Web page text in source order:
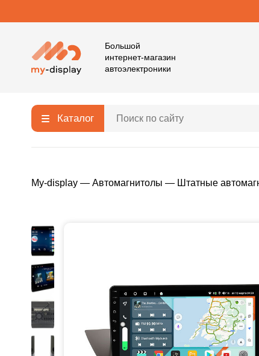
Большой
интернет-магазин
автоэлектроники
Каталог
My-display — Автомагнитолы — Штатные